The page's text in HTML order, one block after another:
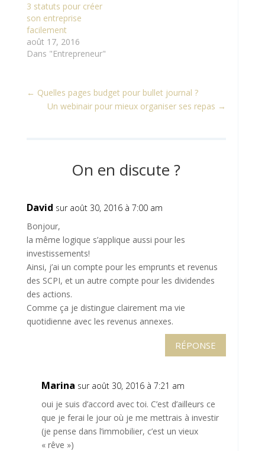
3 statuts pour créer
son entreprise
facilement
août 17, 2016
Dans "Entrepreneur"
← Quelles pages budget pour bullet journal ?
Un webinair pour mieux organiser ses repas →
On en discute ?
David sur août 30, 2016 à 7:00 am
Bonjour,
la même logique s’applique aussi pour les
investissements!
Ainsi, j’ai un compte pour les emprunts et revenus
des SCPI, et un autre compte pour les dividendes
des actions.
Comme ça je distingue clairement ma vie
quotidienne avec les revenus annexes.
RÉPONSE
Marina sur août 30, 2016 à 7:21 am
oui je suis d’accord avec toi. C’est d’ailleurs ce
que je ferai le jour où je me mettrais à investir
(je pense dans l’immobilier, c’est un vieux
« rêve »)